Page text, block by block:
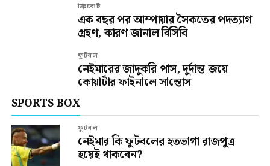
ক্রিকেট
এক বছর পর আম্পায়ার সৈকতের পদত্যাগ
গ্রহণ, কারণ জানাল বিসিবি
ফুটবল
নেইমারের জাদুকরি পাস, দুর্দান্ত জয়ে
কোয়ার্টার ফাইনালে সান্তোস
SPORTS BOX
ফুটবল
নেইমার কি ফুটবলের হতভাগা রাজপুত্র
হয়েই থাকবেন?